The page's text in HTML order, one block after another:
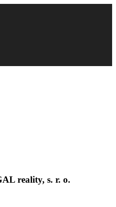
reality, s. r. o.